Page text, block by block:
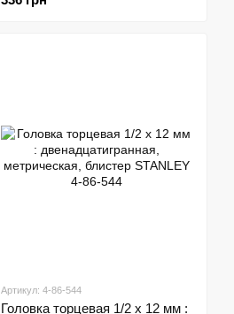
Артикул: 4-86-544
Головка торцевая 1/2 х 12 мм :